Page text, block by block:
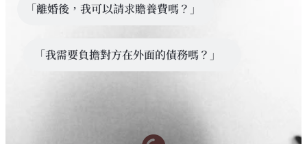
「離婚後，我可以請求贍養費嗎？」
「我需要負擔對方在外面的債務嗎？」